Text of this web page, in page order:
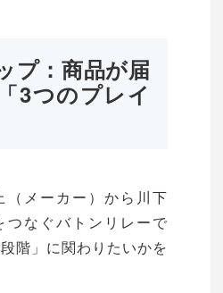
プ：商品が届
3つのプレイ
（メーカー）から川下
つなぐバトンリレーで
階」に関わりたいかを